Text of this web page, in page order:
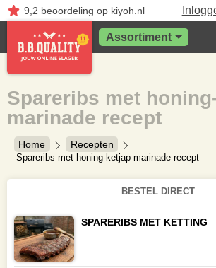
9,2 beoordelingop kiyoh.nl
Assortiment
Home Recepten
Spareribs met honing-ketjap marinade recept
Spareribs met
marinade recept
BESTEL DIRECT
SPARERIBS MET KETTING